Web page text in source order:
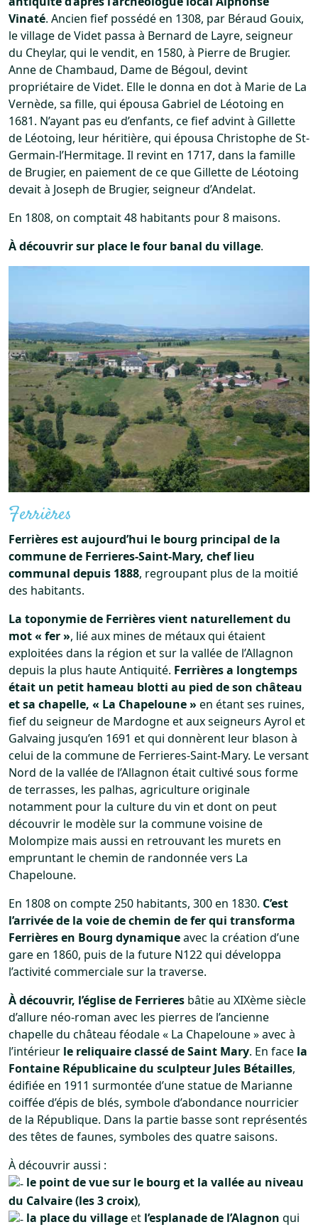
Vinaté. Ancien fief possédé en 1308, par Béraud Gouix,
le village de Videt passa à Bernard de Layre, seigneur
du Cheylar, qui le vendit, en 1580, à Pierre de Brugier.
Anne de Chambaud, Dame de Bégoul, devint
propriétaire de Videt. Elle le donna en dot à Marie de La
Vernède, sa fille, qui épousa Gabriel de Léotoing en
1681. N’ayant pas eu d’enfants, ce fief advint à Gillette
de Léotoing, leur héritière, qui épousa Christophe de St-
Germain-l’Hermitage. Il revint en 1717, dans la famille
de Brugier, en paiement de ce que Gillette de Léotoing
devait à Joseph de Brugier, seigneur d’Andelat.
En 1808, on comptait 48 habitants pour 8 maisons.
À découvrir sur place le four banal du village.
Ferrières
Ferrières est aujourd’hui le bourg principal de la
commune de Ferrieres-Saint-Mary, chef lieu
communal depuis 1888, regroupant plus de la moitié
des habitants.
La toponymie de Ferrières vient naturellement du
mot « fer », lié aux mines de métaux qui étaient
exploitées dans la région et sur la vallée de l’Allagnon
depuis la plus haute Antiquité. Ferrières a longtemps
était un petit hameau blotti au pied de son château
et sa chapelle, « La Chapeloune »en étant ses ruines,
fief du seigneur de Mardogne et aux seigneurs Ayrol et
Galvaing jusqu’en 1691 et qui donnèrent leur blason à
celui de la commune de Ferrieres-Saint-Mary. Le versant
Nord de la vallée de l’Allagnon était cultivé sous forme
de terrasses, les palhas, agriculture originale
notamment pour la culture du vin et dont on peut
découvrir le modèle sur la commune voisine de
Molompize mais aussi en retrouvant les murets en
empruntant le chemin de randonnée vers La
Chapeloune.
En 1808 on compte 250 habitants, 300 en 1830. C’est
l’arrivée de la voie de chemin de fer qui transforma
Ferrières en Bourg dynamiqueavec la création d’une
gare en 1860, puis de la future N122 qui développa
l’activité commerciale sur la traverse.
À découvrir, l’église de Ferrieres bâtie au XIXème siècle
d’allure néo-roman avec les pierres de l’ancienne
chapelle du château féodale « La Chapeloune » avec à
l’intérieur le reliquaire classé de Saint Mary. En face la
Fontaine Républicaine du sculpteur Jules Bétailles,
édifiée en 1911 surmontée d’une statue de Marianne
coiffée d’épis de blés, symbole d’abondance nourricier
de la République. Dans la partie basse sont représentés
des têtes de faunes, symboles des quatre saisons.
À découvrir aussi :
le point de vue sur le bourg et la vallée au niveau
du Calvaire (les 3 croix),
la place du villageet l’esplanade de l’Alagnon qui